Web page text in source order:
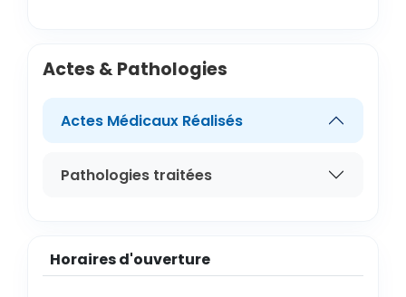
Actes & Pathologies
Actes Médicaux Réalisés
Pathologies traitées
Horaires d'ouverture